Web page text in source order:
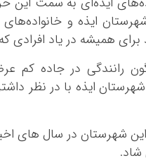
ایذه و
همیشه در یاد افرادی که
رانندگی در جاده کم
ایذه با در نظر
شهرستان در سال های
شاد.